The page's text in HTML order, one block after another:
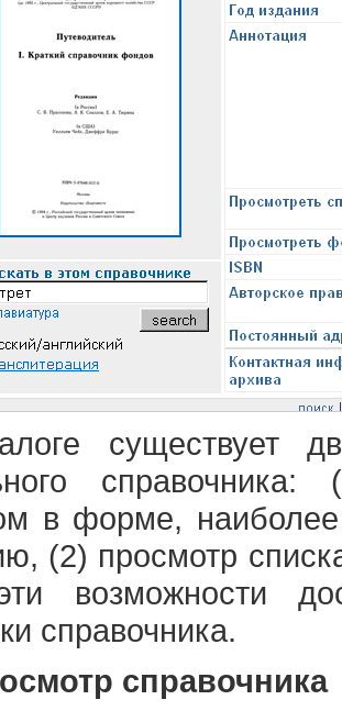
существует
в форме,
(2) просмотр
возможности
справочника.
справочника